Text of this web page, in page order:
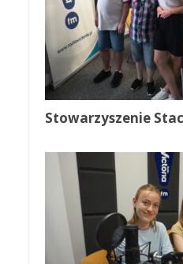
Stowarzyszenie